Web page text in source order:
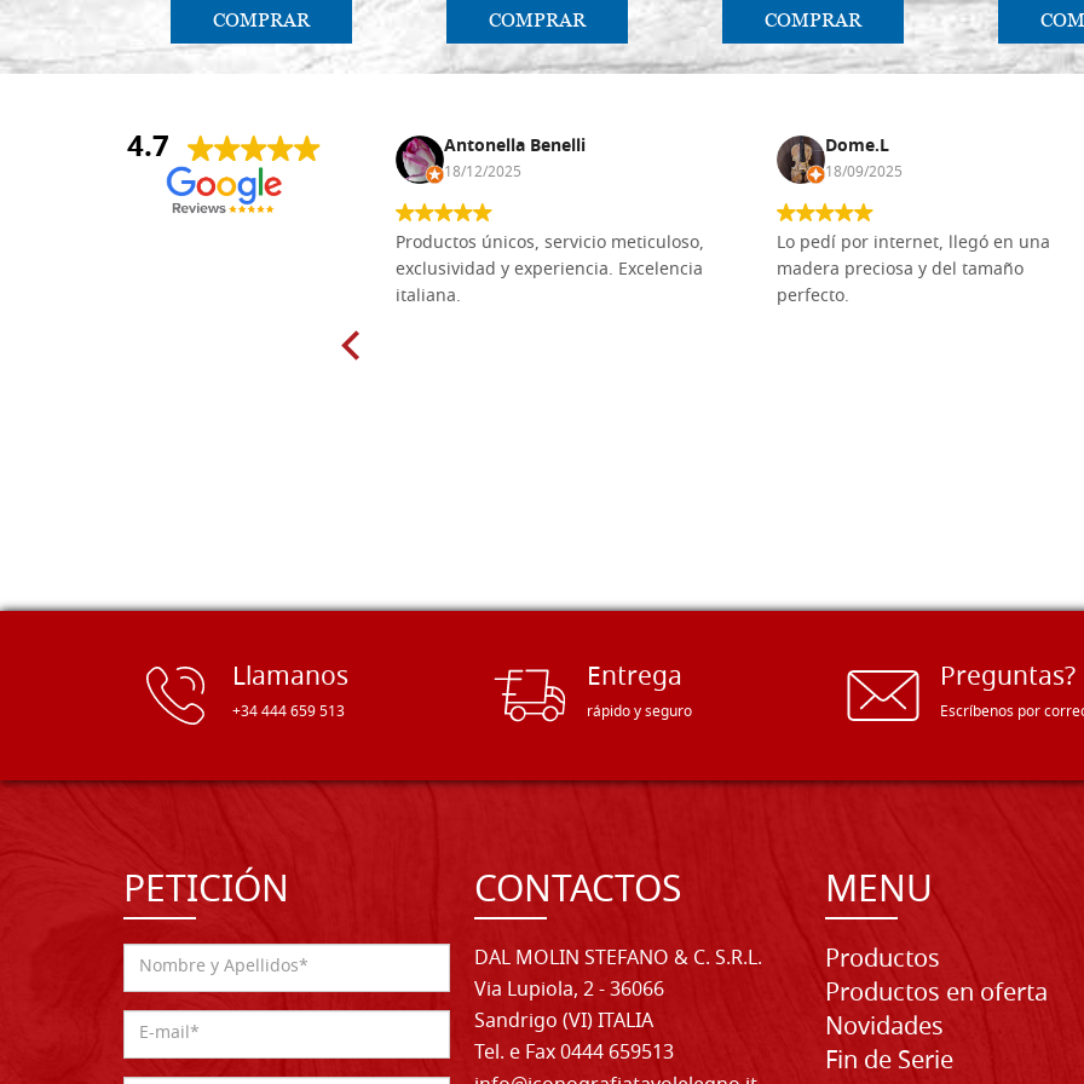
COMPRAR COMPRAR COMPRAR
4.7
Anna Maria Negri Antonella Benelli
18/12/2025
Productos únicos, servicio meticuloso,
exclusividad y experiencia. Excelencia
italiana.
Dome.L
18/09/2025
Lo pedí por internet, llegó en una
madera preciosa y del tamaño
perfecto.
Llamanos
+34 444 659 513
Entrega
rápido y seguro
Preguntas?
Escríbenos por
PETICIÓN CONTACTOS
DAL MOLIN STEFANO & C. S.R.L.
Via Lupiola, 2 - 36066
Sandrigo (VI) ITALIA
Tel. e Fax 0444 659513
MENU
Productos
Productos en oferta
Novidades
Fin de Serie